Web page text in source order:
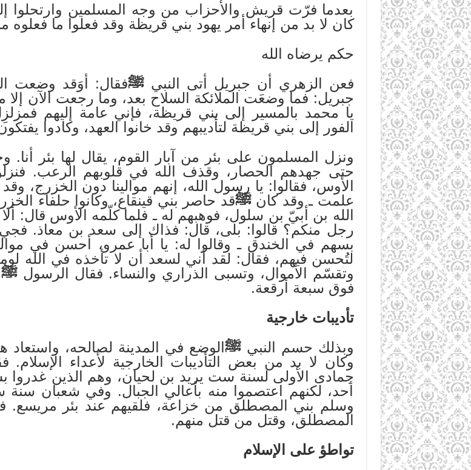
بعدما فرّت قريش والأحزاب من وجه المسلمين وارتحلوا
كان لا بد من إنهاء أمر يهود بني قريظة وقد فعلوا ما
حكم يرضاه الله
فعن الزهري أن جبريل أتى النبيﷺفقال: أوَقد وضعت
جبريل: فما وضعَت الملائكة السلاح بعد، وما رجعت الآن
يا محمد بالمسير إلى بني قريظة، فإني عامة إليهم
الفور إلى بني قريظة لتأديبهم وقد خانوا العهد، وكادوا
ونزل المسلمون على بئر من آبار القوم، يقال لها بئر أنا.
حتى جهدهم الحصار، وقذف الله في قلوبهم الرعب.
الأوس، فقالوا: يا رسول الله، إنهم موالينا دون الخزرج،
علمت ـ وقد كانﷺقد حاصر بني قينقاع، وكانوا حلفاء
الله بن أبيّ بن سلول، فوهبهم له ـ فلما كلّمه الأوس قال:
رجل منكم؟ قالوا: بلى، قال: فذاك إلى سعد بن معاذ.
بسهم في الخندق ـ وقالوا له: يا أبا عمرو، أحسن في
لتُحسن فيهم، فقال: لقد أني لسعد أن لا تأخذه في الله
وتقسّم الأموال، وتسبى الذراري والنساء. فقال الرسولﷺ
فوق سبعة أرقعة.
تأديبات خارجية
وبذلك حسم النبيﷺالوضع في المدينة لصالحه، واستعاد
وكان لا بد من بعض التأديبات الخارجية لأعداء
جمادى الأولى لسنة ست يريد بن لحيان، وهم الذين
أحد، لكنهم اعتصموا منه بأعالي الجبال. وفي شعبان
وسلم بني المصطلق من خزاعة، فلقيهم عند بئر مريسع.
المصطلق، وقتل من قتل منهم.
تواطؤ على الإسلام